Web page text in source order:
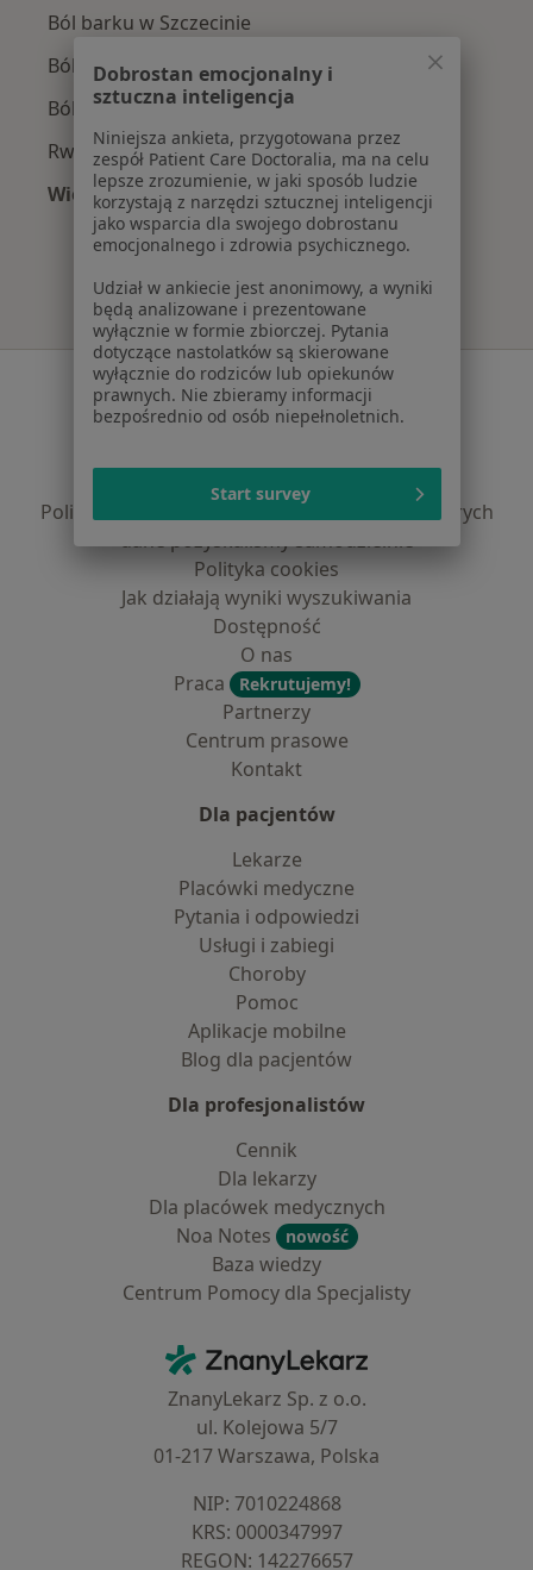
Ból barku w Szczecinie
Ból kolana w Szczecinie
Ból biodra w Szczecinie
Rwa kulszowa w Szczecinie
Więcej (15)
Więcej w kategorii: Najczęście leczone
Serwis
Regulamin
Polityka prywatności profesjonalistów
Polityka prywatności dla profesjonalistów, których
dane pozyskaliśmy samodzielnie
Polityka cookies
Jak działają wyniki wyszukiwania
Dostępność
O nas
Praca
Rekrutujemy!
Partnerzy
Centrum prasowe
Kontakt
Dla pacjentów
Lekarze
Placówki medyczne
Pytania i odpowiedzi
Usługi i zabiegi
Choroby
Pomoc
Aplikacje mobilne
Blog dla pacjentów
Dla profesjonalistów
Cennik
Dla lekarzy
Dla placówek medycznych
Noa Notes
nowość
Baza wiedzy
Centrum Pomocy dla Specjalisty
ZnanyLekarz - Strona główna
ZnanyLekarz Sp. z o.o.
ul. Kolejowa 5/7
01-217 Warszawa, Polska
NIP: ⁠7010224868
KRS: ⁠0000347997
REGON: ⁠142276657
Dobrostan emocjonalny i
sztuczna inteligencja
Niniejsza ankieta, przygotowana przez
zespół Patient Care Doctoralia, ma na celu
lepsze zrozumienie, w jaki sposób ludzie
korzystają z narzędzi sztucznej inteligencji
jako wsparcia dla swojego dobrostanu
emocjonalnego i zdrowia psychicznego.
Udział w ankiecie jest anonimowy, a wyniki
będą analizowane i prezentowane
wyłącznie w formie zbiorczej. Pytania
dotyczące nastolatków są skierowane
wyłącznie do rodziców lub opiekunów
prawnych. Nie zbieramy informacji
bezpośrednio od osób niepełnoletnich.
Start survey